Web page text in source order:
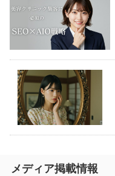
メディア掲載情報